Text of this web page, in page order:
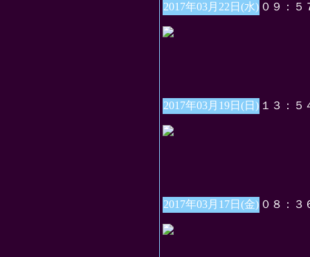
2017年03月22日(水) ０９：５
2017年03月19日(日) １３：５
2017年03月17日(金) ０８：３